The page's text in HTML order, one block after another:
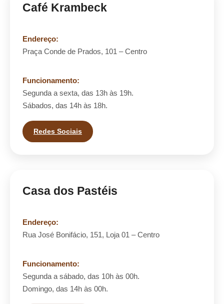
Café Krambeck
Endereço:
Praça Conde de Prados, 101 – Centro
Funcionamento:
Segunda a sexta, das 13h às 19h.
Sábados, das 14h às 18h.
Redes Sociais
Casa dos Pastéis
Endereço:
Rua José Bonifácio, 151, Loja 01 – Centro
Funcionamento:
Segunda a sábado, das 10h às 00h.
Domingo, das 14h às 00h.